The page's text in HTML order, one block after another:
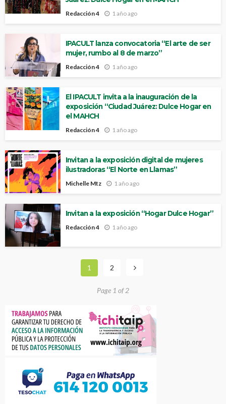
Redacción 4 1 año ago
IPACULT lanza convocatoria “El arte de ser
mujer, rumbo al 8 de marzo”
Redacción 4 1 año ago
El IPACULT invita a la inauguración de la
exposición “Ciudad Juárez: Dulce Hogar en
el MAHCH
Redacción 4 1 año ago
Invitan a la exposición digital de mujeres
ilustradoras “El Norte en Llamas”
Michelle Mtz 1 año ago
Invitan a la exposición “Hogar Dulce Hogar”
Redacción 4 1 año ago
1 2
Page 1 of 2